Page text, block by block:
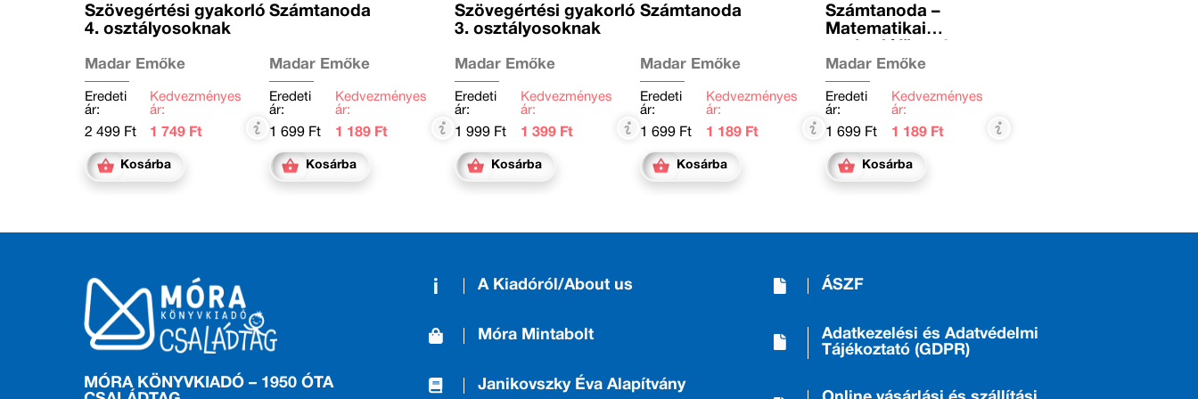
Szövegértési gyakorló
4. osztályosoknak
Madar Emőke
Eredeti
ár:
2 499 Ft
Kedvezményes
ár:
1 749 Ft
Kosárba
Számtanoda
Madar Emőke
Eredeti
ár:
1 699 Ft
Kedvezményes
ár:
1 189 Ft
Kosárba
Szövegértési gyakorló
3. osztályosoknak
Madar Emőke
Eredeti
ár:
1 999 Ft
Kedvezményes
ár:
1 399 Ft
Kosárba
Számtanoda
Madar Emőke
Eredeti
ár:
1 699 Ft
Kedvezményes
ár:
1 189 Ft
Kosárba
Számtanoda –
Matematikai
osztályosoknak
Madar Emőke
Eredeti
ár:
1 699 Ft
Kedvezményes
ár:
1 189 Ft
Kosárba
MÓRA KÖNYVKIADÓ – 1950 ÓTA
A Kiadóról/About us
Móra Mintabolt
Janikovszky Éva Alapítvány
ÁSZF
Adatkezelési és Adatvédelmi
Tájékoztató (GDPR)